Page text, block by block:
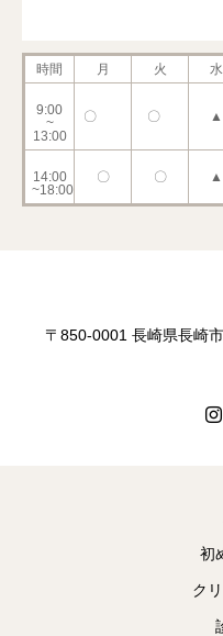
時間 月 火 水
9:00
~
13:00
〇 〇 ▲
14:00
~18:00
〇 〇 ▲
〒850-0001 長崎県長崎
初
ク